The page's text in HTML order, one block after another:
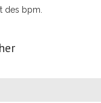
des bpm.